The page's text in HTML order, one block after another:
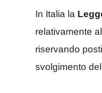
In Italia la
relativamente
riservando
svolgimento